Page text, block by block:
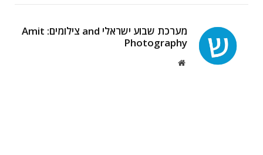
מערכת שבוע ישראלי and צילומים: Amit
Photography
Website